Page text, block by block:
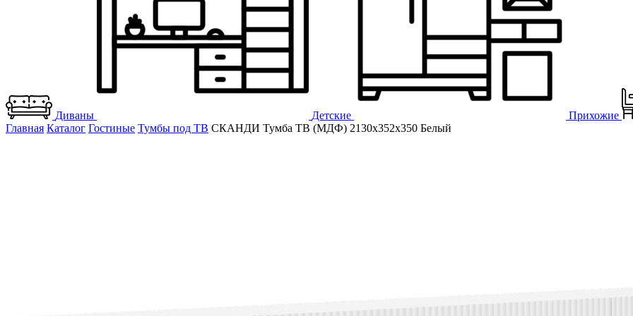
Диваны Детские Прихожие
Главная Каталог Гостиные Тумбы под ТВ СКАНДИ Тумба ТВ (МДФ) 2130х352х350 Белый